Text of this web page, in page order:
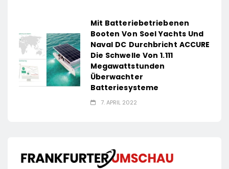
Mit Batteriebetriebenen
Booten Von Soel Yachts Und
Naval DC Durchbricht ACCURE
Die Schwelle Von 1.111
Megawattstunden
Überwachter
Batteriesysteme
7. APRIL 2022